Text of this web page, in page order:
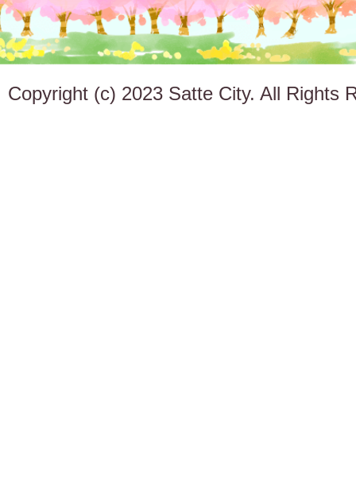
Copyright (c) 2023 Satte City. All Rights